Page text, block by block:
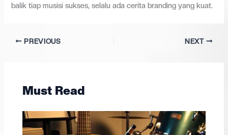
balik tiap musisi sukses, selalu ada cerita branding yang kuat.
PREVIOUS NEXT
Must Read